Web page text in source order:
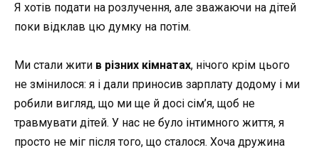
Я хотів подати на розлучення, але зважаючи на дітей
поки відклав цю думку на потім.
Ми стали жити в різних кімнатах, нічого крім цього
не змінилося: я і дали приносив зарплату додому і ми
робили вигляд, що ми ще й досі сім’я, щоб не
травмувати дітей. У нас не було інтимного життя, я
просто не міг після того, що сталося. Хоча дружина